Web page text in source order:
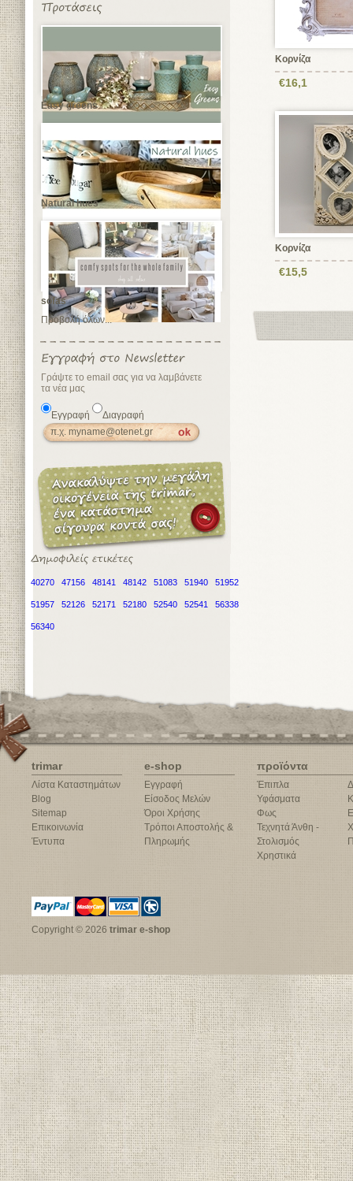
Easy greens
Natural hues
sofas
Προβολή όλων...
Γράψτε το email σας για να λαμβάνετε
τα νέα μας
Εγγραφή Διαγραφή
40270 47156 48141 48142 51083 51940 51952
51957 52126 52171 52180 52540 52541 56338
56340
Κορνίζα
€16,1
Κορνίζα
€15,5
trimar
Λίστα Καταστημάτων
Blog
Sitemap
Επικοινωνία
Έντυπα
e-shop
Εγγραφή
Είσοδος Μελών
Όροι Χρήσης
Τρόποι Αποστολής &
Πληρωμής
προϊόντα
Έπιπλα
Υφάσματα
Φως
Τεχνητά Άνθη -
Στολισμός
Χρηστικά
Copyright © 2026 trimar e-shop